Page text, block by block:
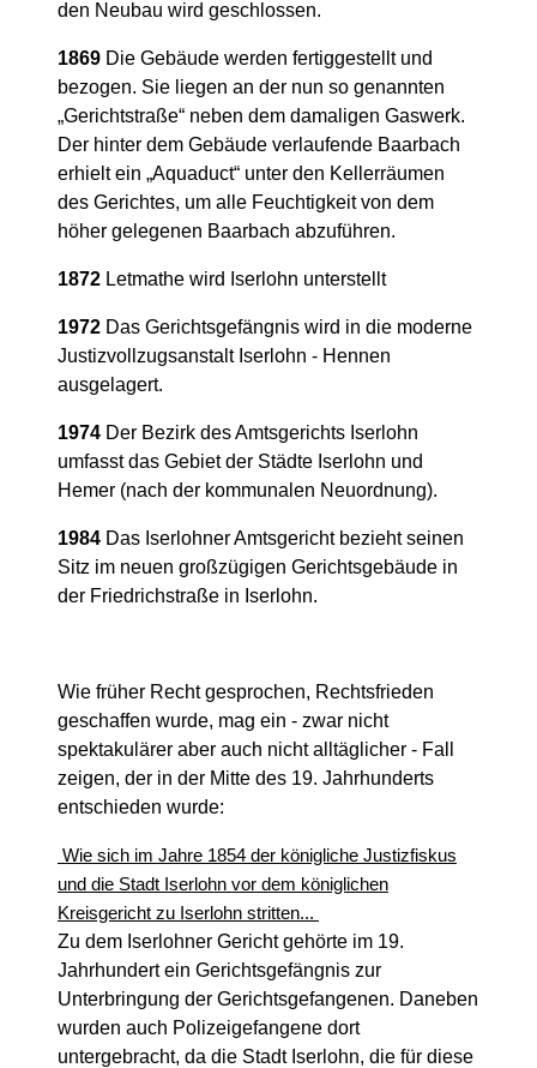
den Neubau wird geschlossen.
1869 Die Gebäude werden fertiggestellt und
bezogen. Sie liegen an der nun so genannten
„Gerichtstraße“ neben dem damaligen Gaswerk.
Der hinter dem Gebäude verlaufende Baarbach
erhielt ein „Aquaduct“ unter den Kellerräumen
des Gerichtes, um alle Feuchtigkeit von dem
höher gelegenen Baarbach abzuführen.
1872 Letmathe wird Iserlohn unterstellt
1972 Das Gerichtsgefängnis wird in die moderne
Justizvollzugsanstalt Iserlohn - Hennen
ausgelagert.
1974 Der Bezirk des Amtsgerichts Iserlohn
umfasst das Gebiet der Städte Iserlohn und
Hemer (nach der kommunalen Neuordnung).
1984 Das Iserlohner Amtsgericht bezieht seinen
Sitz im neuen großzügigen Gerichtsgebäude in
der Friedrichstraße in Iserlohn.
Wie früher Recht gesprochen, Rechtsfrieden
geschaffen wurde, mag ein - zwar nicht
spektakulärer aber auch nicht alltäglicher - Fall
zeigen, der in der Mitte des 19. Jahrhunderts
entschieden wurde:
Wie sich im Jahre 1854 der königliche Justizfiskus
und die Stadt Iserlohn vor dem königlichen
Kreisgericht zu Iserlohn stritten...
Zu dem Iserlohner Gericht gehörte im 19.
Jahrhundert ein Gerichtsgefängnis zur
Unterbringung der Gerichtsgefangenen. Daneben
wurden auch Polizeigefangene dort
untergebracht, da die Stadt Iserlohn, die für diese